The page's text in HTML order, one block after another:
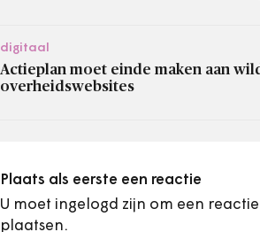
digitaal
Actieplan moet einde maken aan
overheidswebsites
Plaats als eerste een reactie
U moet ingelogd zijn om een
plaatsen.